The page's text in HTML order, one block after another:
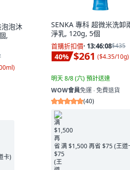
泡沐
,
)
卡)
SENKA 專科 超微米洗卸
淨乳, 120g, 5個
首購折扣價· 13:46:06$435
40% $261 ($4.35/10g)
明天 8/8 (六)預計送達
WOW會員免運 ∙ 免費退貨
(40)
满 $1,500 再省 $75 (王道